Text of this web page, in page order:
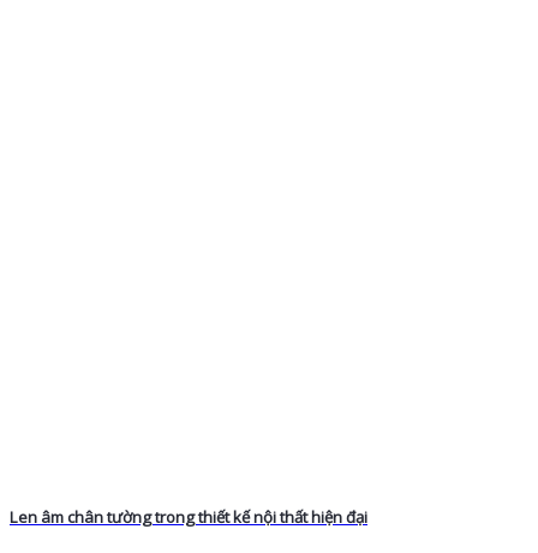
Len âm chân tường trong thiết kế nội thất hiện đại